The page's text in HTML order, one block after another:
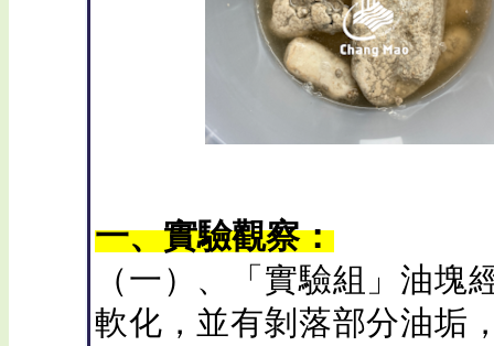
一、實驗觀察：
（一）、「實驗組」油塊
軟化，並有剝落部分油垢